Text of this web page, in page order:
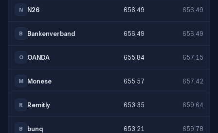
N N26 656,49 656,49
B Bankenverband 656,49 656,49
O OANDA 655,84 657,15
M Monese 655,57 657,42
R Remitly 653,35 659,64
B bunq 653,21 659,78